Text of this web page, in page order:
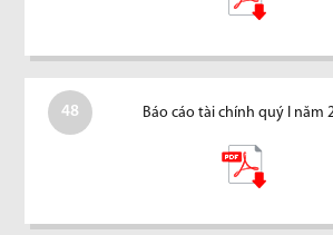
48 Báo cáo tài chính quý I năm